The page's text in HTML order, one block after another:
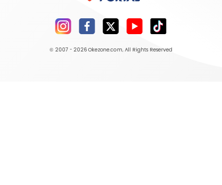
© 2007 - 2026 Okezone.com, All Rights Reserved